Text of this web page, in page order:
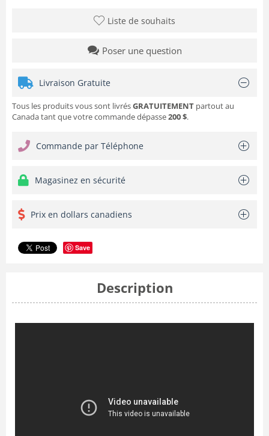
Liste de souhaits
Poser une question
Livraison Gratuite
Tous les produits vous sont livrésGRATUITEMENT partout au
Canada tant que votre commande dépasse200 $.
Commande par Téléphone
Magasinez en sécurité
Prix en dollars canadiens
Save
Description